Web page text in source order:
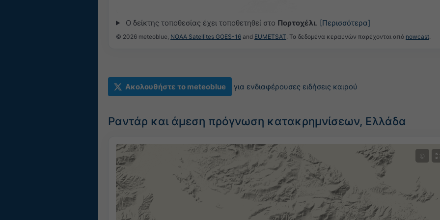
Ο δείκτης τοποθεσίας έχει τοποθετηθεί στο Πορτοχέλι. [Περισσότερα]
© 2026 meteoblue, NOAA Satellites GOES-16 and EUMETSAT. Τα δεδομένα κεραυνών παρέχονται από nowcast.
Ακολουθήστε το meteoblue για ενδιαφέρουσες ειδήσεις καιρού
Ραντάρ και άμεση πρόγνωση κατακρημνίσεων, Ελλάδα
©